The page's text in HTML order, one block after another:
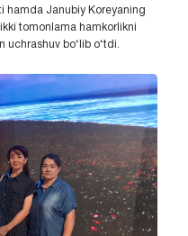
hamda Janubiy Koreyaning
tomonlama hamkorlikni
uchrashuv bo‘lib o‘tdi.